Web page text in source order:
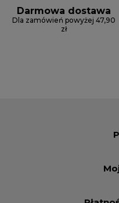
Darmowa dostawa
Dla zamówień powyżej 47,90
zł